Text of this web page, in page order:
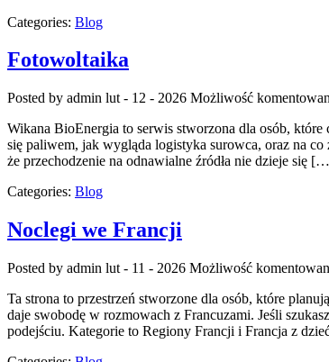
Categories: Blog
Fotowoltaika
Posted by admin lut - 12 - 2026 Możliwość
Wikana BioEnergia to serwis stworzona dla osób, które
się paliwem, jak wygląda logistyka surowca, oraz na
że przechodzenie na odnawialne źródła nie dzieje się
Categories: Blog
Noclegi we Francji
Posted by admin lut - 11 - 2026 Możliwość
Ta strona to przestrzeń stworzone dla osób, które
daje swobodę w rozmowach z Francuzami. Jeśli
podejściu. Kategorie to Regiony Francji i Francja z